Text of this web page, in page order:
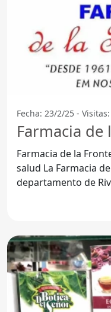
Fecha: 23/2/25 -
Farmacia de
Farmacia de la
salud La Farmacia de la Frontera, ubicada en el
departamento de